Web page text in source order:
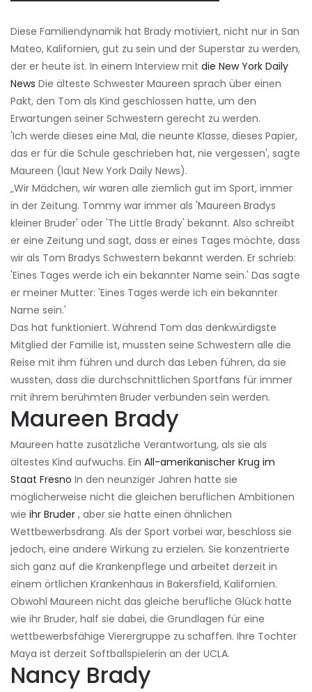
Diese Familiendynamik hat Brady motiviert, nicht nur in San
Mateo, Kalifornien, gut zu sein und der Superstar zu werden,
der er heute ist. In einem Interview mit die New York Daily
News Die älteste Schwester Maureen sprach über einen
Pakt, den Tom als Kind geschlossen hatte, um den
Erwartungen seiner Schwestern gerecht zu werden.
'Ich werde dieses eine Mal, die neunte Klasse, dieses Papier,
das er für die Schule geschrieben hat, nie vergessen', sagte
Maureen (laut New York Daily News).
„Wir Mädchen, wir waren alle ziemlich gut im Sport, immer
in der Zeitung. Tommy war immer als 'Maureen Bradys
kleiner Bruder' oder 'The Little Brady' bekannt. Also schreibt
er eine Zeitung und sagt, dass er eines Tages möchte, dass
wir als Tom Bradys Schwestern bekannt werden. Er schrieb:
'Eines Tages werde ich ein bekannter Name sein.' Das sagte
er meiner Mutter: 'Eines Tages werde ich ein bekannter
Name sein.'
Das hat funktioniert. Während Tom das denkwürdigste
Mitglied der Familie ist, mussten seine Schwestern alle die
Reise mit ihm führen und durch das Leben führen, da sie
wussten, dass die durchschnittlichen Sportfans für immer
mit ihrem berühmten Bruder verbunden sein werden.
Maureen Brady
Maureen hatte zusätzliche Verantwortung, als sie als
ältestes Kind aufwuchs. Ein All-amerikanischer Krug im
Staat Fresno In den neunziger Jahren hatte sie
möglicherweise nicht die gleichen beruflichen Ambitionen
wie ihr Bruder , aber sie hatte einen ähnlichen
Wettbewerbsdrang. Als der Sport vorbei war, beschloss sie
jedoch, eine andere Wirkung zu erzielen. Sie konzentrierte
sich ganz auf die Krankenpflege und arbeitet derzeit in
einem örtlichen Krankenhaus in Bakersfield, Kalifornien.
Obwohl Maureen nicht das gleiche berufliche Glück hatte
wie ihr Bruder, half sie dabei, die Grundlagen für eine
wettbewerbsfähige Vierergruppe zu schaffen. Ihre Tochter
Maya ist derzeit Softballspielerin an der UCLA.
Nancy Brady